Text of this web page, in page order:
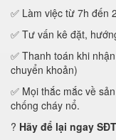
✅ Làm việc từ 7h đến
✅ Tư vấn kê đặt,
✅ Thanh toán khi
chuyển khoản)
✅ Mọi thắc mắc về
chống cháy nổ.
? Hãy để lại ngay